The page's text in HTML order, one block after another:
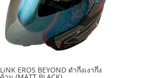
LiNK EROS BEYOND ดำกึ่งเงากึ่ง